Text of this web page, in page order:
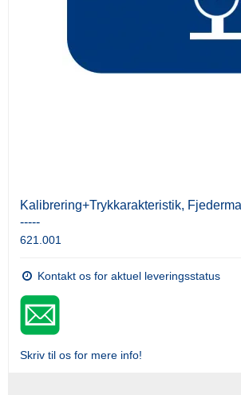
Kalibrering+Trykkarakteristik,
-----
621.001
Kontakt os for aktuel leveringsstatus
Skriv til os for mere info!